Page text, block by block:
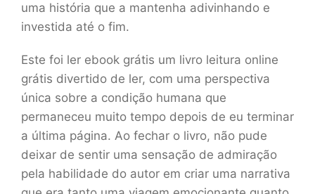
uma história que a mantenha adivinhando e
investida até o fim.
Este foi ler ebook grátis um livro leitura online
grátis divertido de ler, com uma perspectiva
única sobre a condição humana que
permaneceu muito tempo depois de eu terminar
a última página. Ao fechar o livro, não pude
deixar de sentir uma sensação de admiração
pela habilidade do autor em criar uma narrativa